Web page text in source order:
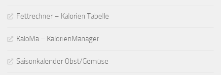
Fettrechner – Kalorien Tabelle
KaloMa – KalorienManager
Saisonkalender Obst/Gemüse